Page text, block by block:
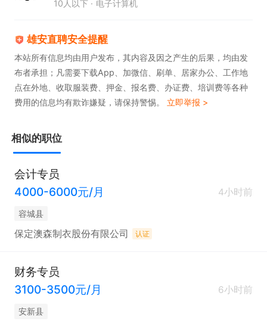
10人以下 电子计算机
雄安直聘安全提醒
本站所有信息均由用户发布，其内容及因之产生的后果，均由发
布者承担；凡需要下载App、加微信、刷单、居家办公、工作地
点在外地、收取服装费、押金、报名费、办证费、培训费等各种
费用的信息均有欺诈嫌疑，请保持警惕。 立即举报 >
相似的职位
会计专员
4000-6000元/月
4小时前
容城县
保定澳森制衣股份有限公司 认证
财务专员
3100-3500元/月
6小时前
安新县